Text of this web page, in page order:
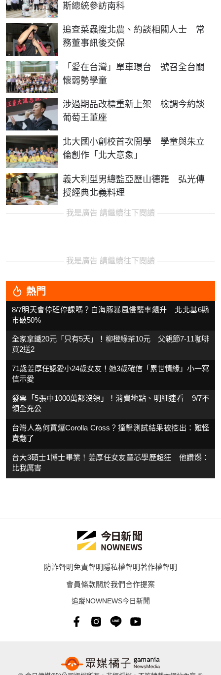
斯總統參訪南科
追查菜蟲搜北農、約談相關人士 常
務董事訊後交保
「愛在台灣」單車環台 號召全台關
懷弱勢學童
涉過期品改標重新上架 檢調今約談
葡萄王董座
北大國小創校首次開學 學童與朱立
倫創作「北大意象」
義大利型男總監亞歷山德羅 弘光傳
授經典北義料理
我是廣告 請繼續往下閱讀
我是廣告 請繼續往下閱讀
熱門
8/7明天會停班停課嗎？白海豚暴風侵襲率飆升 北北基6縣
市破50%
全家拿鐵20元「只有5天」！柳橙綠茶10元 父親節7-11咖啡
買2送2
71歲姜厚任認愛小24歲女友！她3歲確信「累世情緣」小一寫
信示愛
發票「5張中1000萬都沒領」！消費地點、明細速看 9/7不
領全充公
台灣人為何買爆Corolla Cross？撞擊測試結果被挖出：難怪
賣翻了
台大3碩士1博士畢業！姜厚任女友童芯學歷超狂 他讚爆：
比我厲害
防詐聲明免責聲明隱私權聲明著作權聲明
會員條款關於我們合作提案
追蹤NOWNEWS今日新聞